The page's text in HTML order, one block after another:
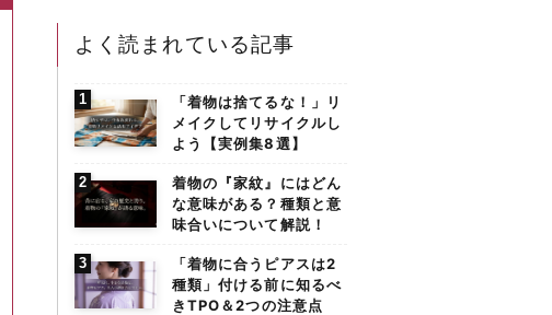
よく読まれている記事
「着物は捨てるな！」リ
メイクしてリサイクルし
よう【実例集8選】
着物の『家紋』にはどん
な意味がある？種類と意
味合いについて解説！
「着物に合うピアスは2
種類」付ける前に知るべ
きTPO＆2つの注意点